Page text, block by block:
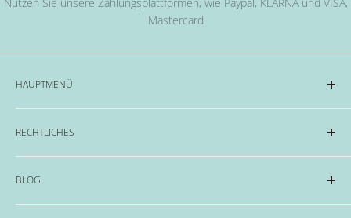
Nutzen Sie unsere Zahlungsplattformen, wie Paypal, KLARNA und VISA,
Mastercard
HAUPTMENÜ
Acryl und Dipping-System
Hard Gel Serien
CND™
OPI
EMME Farben
RECHTLICHES
Impressum
Datenschutzerklärung
Widerrufsrecht & Widerrufsformular
BLOG
Alles rund um das Thema Nägel, Nail Art und Co.